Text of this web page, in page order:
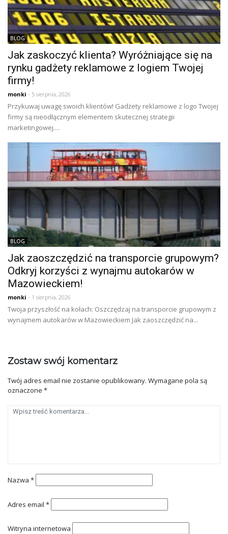
BLOG
Jak zaskoczyć klienta? Wyróżniające się na
rynku gadżety reklamowe z logiem Twojej
firmy!
monki - 5 sierpnia, 2026
Przykuwaj uwagę swoich klientów! Gadżety reklamowe z logo Twojej
firmy są nieodłącznym elementem skutecznej strategii
marketingowej....
BLOG
Jak zaoszczędzić na transporcie grupowym?
Odkryj korzyści z wynajmu autokarów w
Mazowieckiem!
monki - 1 sierpnia, 2026
Twoja przyszłość na kołach: Oszczędzaj na transporcie grupowym z
wynajmem autokarów w Mazowieckiem Jak zaoszczędzić na...
Zostaw swój komentarz
Twój adres email nie zostanie opublikowany. Wymagane pola są
oznaczone *
Nazwa *
Adres email *
Witryna internetowa